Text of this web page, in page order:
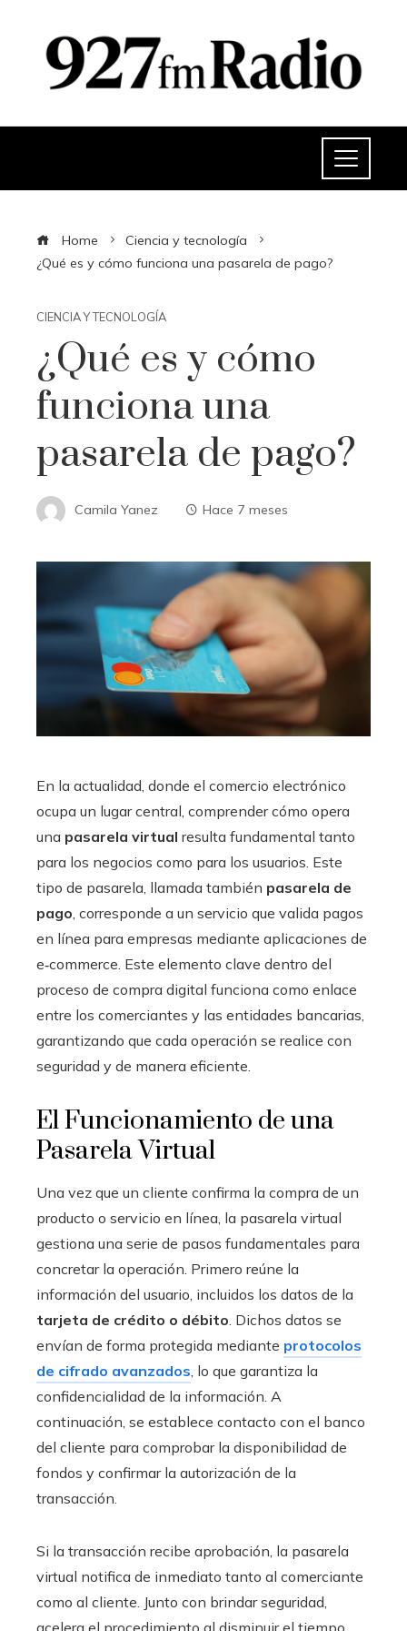
Home
Ciencia y tecnología
¿Qué es y cómo funciona una pasarela de pago?
CIENCIA Y TECNOLOGÍA
¿Qué es y cómo
funciona una
pasarela de pago?
Camila Yanez Hace 7 meses
En la actualidad, donde el comercio electrónico
ocupa un lugar central, comprender cómo opera
una pasarela virtual resulta fundamental tanto
para los negocios como para los usuarios. Este
tipo de pasarela, llamada también pasarela de
pago, corresponde a un servicio que valida pagos
en línea para empresas mediante aplicaciones de
e‑commerce. Este elemento clave dentro del
proceso de compra digital funciona como enlace
entre los comerciantes y las entidades bancarias,
garantizando que cada operación se realice con
seguridad y de manera eficiente.
El Funcionamiento de una
Pasarela Virtual
Una vez que un cliente confirma la compra de un
producto o servicio en línea, la pasarela virtual
gestiona una serie de pasos fundamentales para
concretar la operación. Primero reúne la
información del usuario, incluidos los datos de la
tarjeta de crédito o débito. Dichos datos se
envían de forma protegida mediante protocolos
de cifrado avanzados, lo que garantiza la
confidencialidad de la información. A
continuación, se establece contacto con el banco
del cliente para comprobar la disponibilidad de
fondos y confirmar la autorización de la
transacción.
Si la transacción recibe aprobación, la pasarela
virtual notifica de inmediato tanto al comerciante
como al cliente. Junto con brindar seguridad,